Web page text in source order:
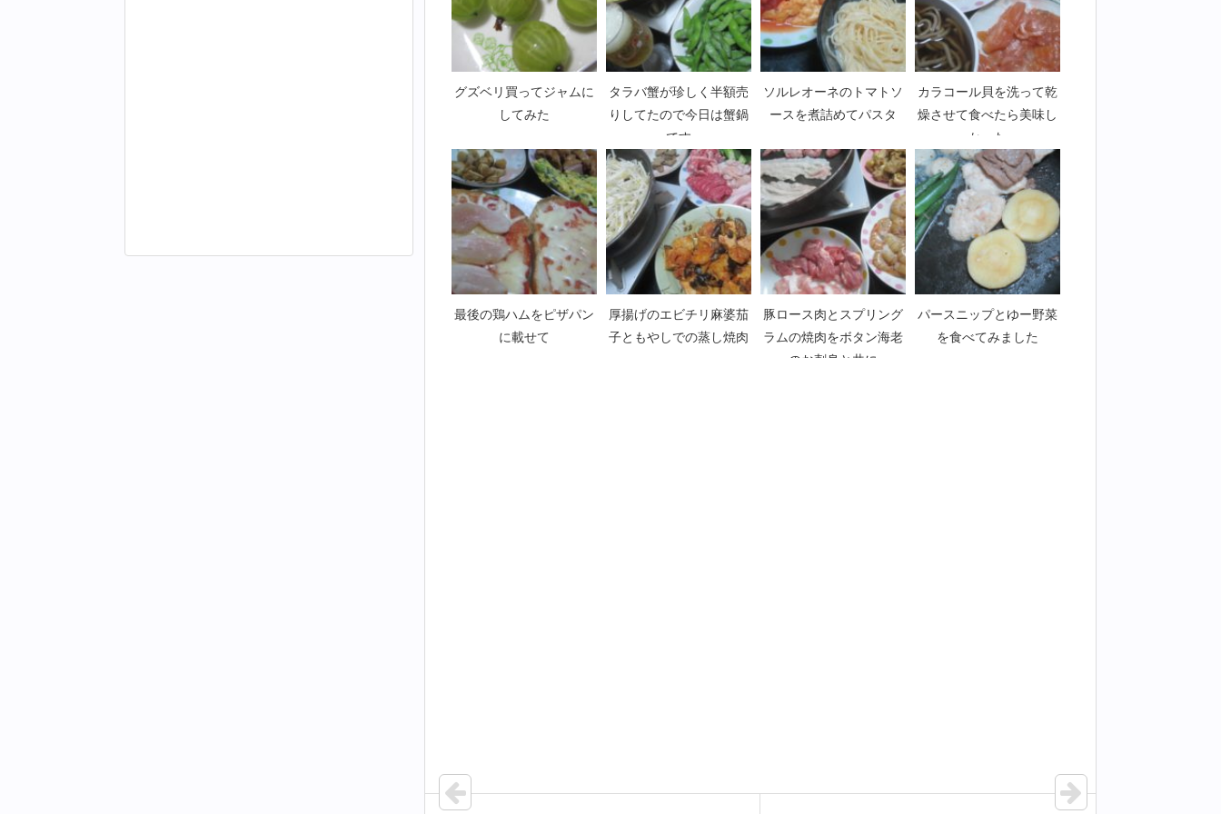
グズベリ買ってジャムに
してみた
タラバ蟹が珍しく半額売
りしてたので今日は蟹鍋
です
ソルレオーネのトマトソ
ースを煮詰めてパスタ
カラコール貝を洗って乾
燥させて食べたら美味し
かった
最後の鶏ハムをピザパン
に載せて
厚揚げのエビチリ麻婆茄
子ともやしでの蒸し焼肉
豚ロース肉とスプリング
ラムの焼肉をボタン海老
のお刺身と共に
パースニップとゆー野菜
を食べてみました